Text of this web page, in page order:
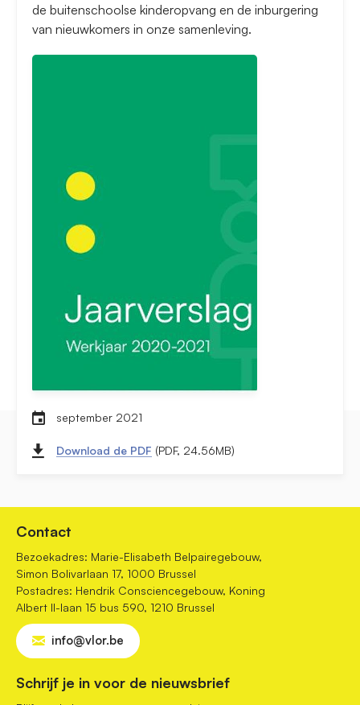
de buitenschoolse kinderopvang en de inburgering
van nieuwkomers in onze samenleving.
september 2021
Download de PDF (PDF, 24.56MB)
Contact
Bezoekadres: Marie-Elisabeth Belpairegebouw,
Simon Bolivarlaan 17, 1000 Brussel
Postadres: Hendrik Consciencegebouw, Koning
Albert II-laan 15 bus 590, 1210 Brussel
info@vlor.be
Schrijf je in voor de nieuwsbrief